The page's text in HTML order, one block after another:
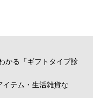
かる「ギフトタイプ診
イテム・生活雑貨な